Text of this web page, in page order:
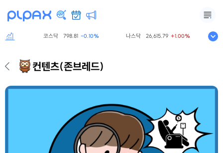
코스닥 798.81 -0.10% 나스닥 26,615.79 +1.00%
컨텐츠(존브레드)